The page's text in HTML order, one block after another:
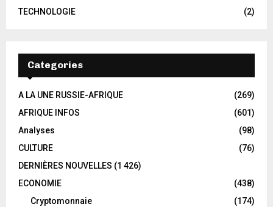
TECHNOLOGIE
(2)
Categories
A LA UNE RUSSIE-AFRIQUE
(269)
AFRIQUE INFOS
(601)
Analyses
(98)
CULTURE
(76)
DERNIÈRES NOUVELLES (1 426)
ECONOMIE
(438)
Cryptomonnaie
(174)